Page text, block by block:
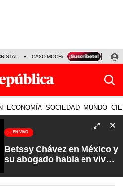
CASO MOCHASUELDOS
ECONOMÍA SOCIEDAD MUNDO
EN VIVO
Betssy Chávez en México y
su abogado habla en vivo |
Carlos Cornejo